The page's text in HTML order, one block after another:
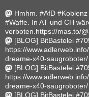
Hmhm. #AfD
#Waffe. In AT und CH
verboten.https://mas.to/
[BLOG] BitBastelei
https://
dreame-x40-saugroboter/
[BLOG] BitBastelei
https://
dreame-x40-saugroboter/
[BLOG] BitBastelei